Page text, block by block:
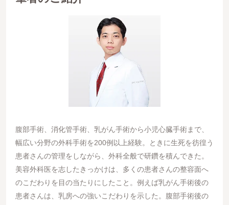
腹部手術、消化管手術、乳がん手術から小児心臓手術まで、
幅広い分野の外科手術を200例以上経験。ときに生死を彷徨う
患者さんの管理をしながら、外科全般で研鑽を積んできた。
美容外科医を志したきっかけは、多くの患者さんの整容面へ
のこだわりを目の当たりにしたこと。例えば乳がん手術後の
患者さんは、乳房への強いこだわりを示した。腹部手術後の